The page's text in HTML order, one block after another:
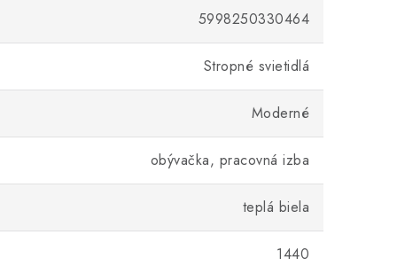
5998250330464
Stropné svietidlá
Moderné
obývačka, pracovná izba
teplá biela
1440